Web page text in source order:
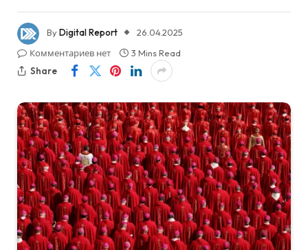
ByDigital Report
26.04.2025
Комментариев нет
3 Mins Read
Share